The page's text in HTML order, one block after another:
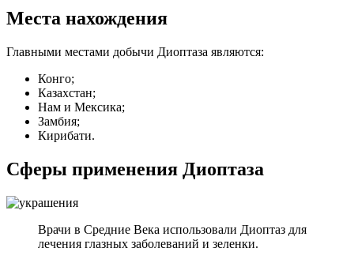
Места нахождения
Главными местами добычи Диоптаза являются:
Конго;
Казахстан;
Нам и Мексика;
Замбия;
Кирибати.
Сферы применения Диоптаза
Врачи в Средние Века использовали Диоптаз для
лечения глазных заболеваний и зеленки.